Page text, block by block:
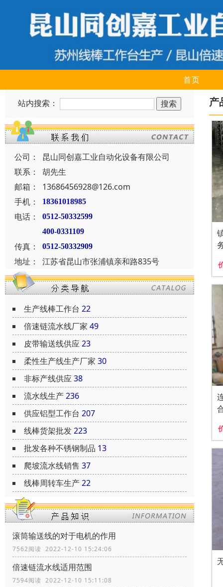
首页
站内搜索：
公司：
昆山同创嘉工业自动化设备有限公司
联系：
胡先生
邮箱：
13686456928@126.com
手机：
18361018985
电话：
0512-50332599
400-0331109
传真： 0512-50332909
地址： 江苏省昆山市张浦镇亲和路835号
生产线棒工作台 22
倍速链流水线厂家 49
皮带输送线供应23
柔性生产线生产厂家 30
非标产线供应38
流水线生产236
供应铝型工作台 207
线棒货架批发223
批发各种不锈钢制品 13
爬坡流水线销售 37
线棒周转车生产22
滚筒输送线的对于电机的作用
7562阅读 2022-12-10 15:24:06
倍速链流水线适用范围
7594阅读 2022-12-10 15:11:08
产